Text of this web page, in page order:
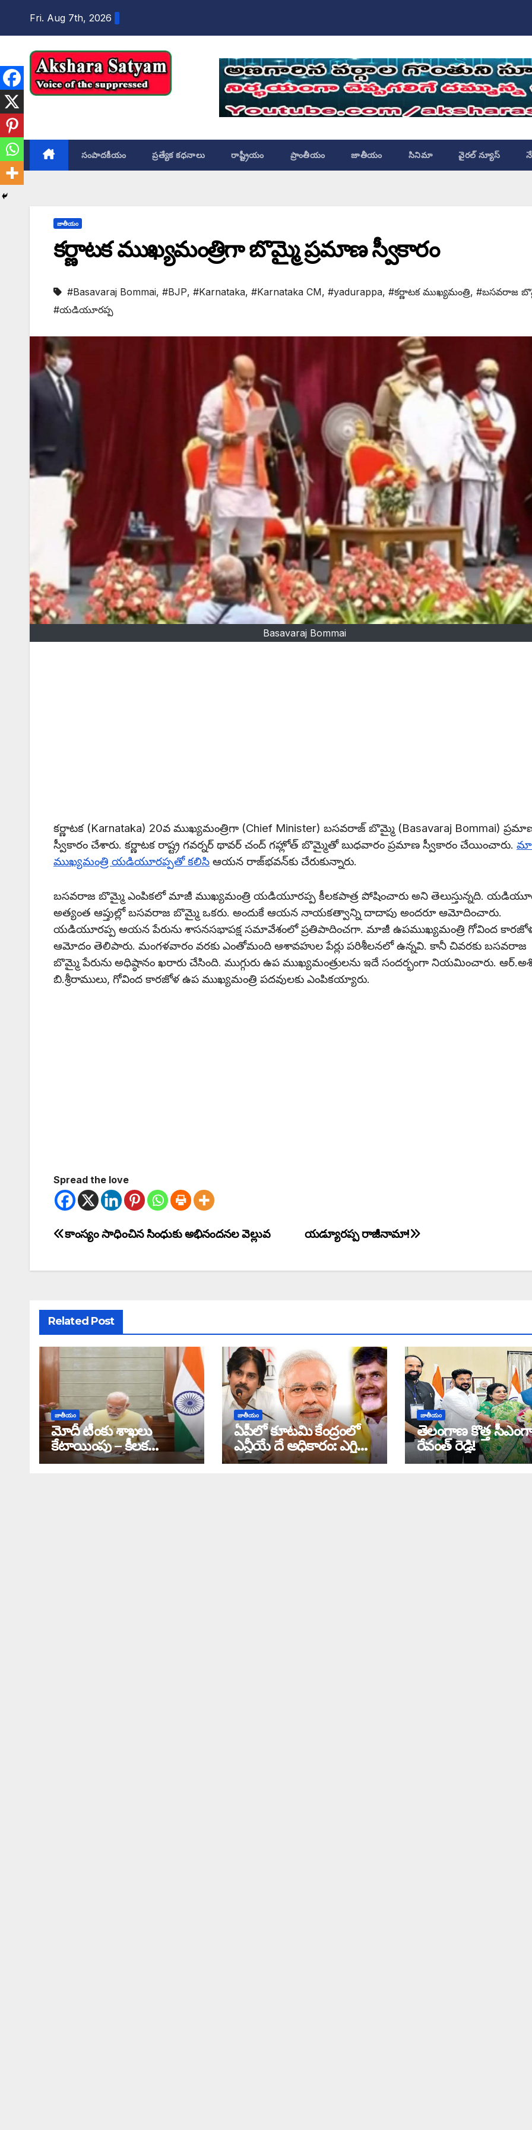
Fri. Aug 7th, 2026
సంపాదకీయం ప్రత్యేక కధనాలు రాష్ట్రీయం ప్రాంతీయం జాతీయం సినిమా వైరల్ న్యూస్
జాతీయం
కర్ణాటక ముఖ్యమంత్రిగా బొమ్మై ప్రమాణ స్వీకారం
#Basavaraj Bommai, #BJP, #Karnataka, #Karnataka CM, #yadurappa, #కర్ణాటక ముఖ్యమంత్రి, #బసవరాజ
#యడియూరప్ప
Basavaraj Bommai
కర్ణాటక (Karnataka) 20వ ముఖ్యమంత్రిగా (Chief Minister) బసవరాజ్‌ బొమ్మై (Basavaraj Bommai)
స్వీకారం చేశారు. కర్ణాటక రాష్ట్ర గవర్నర్ థావర్ చంద్ గహ్లోత్ బొమ్మైతో బుధవారం ప్రమాణ స్వీకారం చేయించారు.
ముఖ్యమంత్రి యడియూరప్పతో కలిసి ఆయన రాజ్‌భవన్‌కు చేరుకున్నారు.
బసవరాజ బొమ్మై ఎంపికలో మాజీ ముఖ్యమంత్రి యడియూరప్ప కీలకపాత్ర పోషించారు అని తెలుస్తున్నది.
అత్యంత ఆప్తుల్లో బసవరాజ బొమ్మై ఒకరు. అందుకే ఆయన నాయకత్వాన్ని దాదాపు అందరూ ఆమోదించారు.
యడియూరప్ప అయన పేరును శాసనసభాపక్ష సమావేశంలో ప్రతిపాదించగా. మాజీ ఉపముఖ్యమంత్రి గోవింద
ఆమోదం తెలిపారు. మంగళవారం వరకు ఎంతోమంది ఆశావహుల పేర్లు పరిశీలనలో ఉన్నవి. కానీ చివరకు బసవరాజ
బొమ్మై పేరును అధిష్ఠానం ఖరారు చేసింది. ముగ్గురు ఉప ముఖ్యమంత్రులను ఇదే సందర్భంగా నియమించారు.
బి.శ్రీరాములు, గోవింద కారజోళ ఉప ముఖ్యమంత్రి పదవులకు ఎంపికయ్యారు.
Spread the love
యడ్యూరప్ప రాజీనామా!
కాంస్యం సాధించిన సింధుకు అభినందనల వెల్లువ
Related Post
జాతీయం
మోదీ టీంకు శాఖలు
కేటాయింపు – కీలక
శాఖలన్నీ బీజేపీకే!
జాతీయం
ఏపీలో కూటమి కేంద్రంలో
ఎన్డీయే దే అధికారం: ఎగ్జిట్
పోల్స్
జాతీయం
తెలంగాణ కొత్త సీఎంగా
రేవంత్ రెడ్డి!